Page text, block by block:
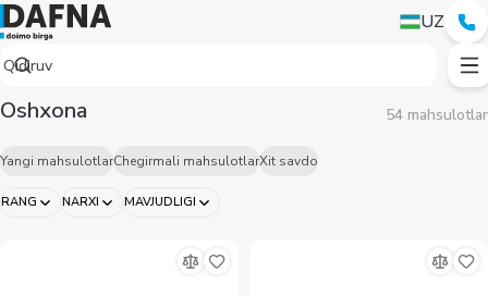
UZ
RANG NARXI MAVJUDLIGI
Oshxona 54 mahsulotlar
Yangi mahsulotlarChegirmali mahsulotlarXit savdo
Oshxona